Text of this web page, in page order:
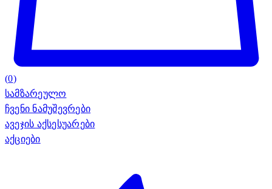
(0)
სამზარეულო
ჩვენი ნამუშევრები
ავეჯის აქსესუარები
აქციები